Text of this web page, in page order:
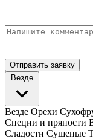
Отправить заявку
Везде
Везде Орехи
Специи и пряности
Сладости Сушеные